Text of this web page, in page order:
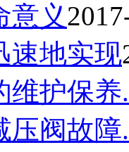
意义
速地实现
维护保养
压阀故障